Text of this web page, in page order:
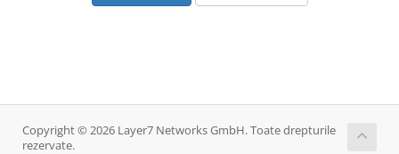
Copyright © 2026 Layer7 Networks GmbH. Toate drepturile
rezervate.